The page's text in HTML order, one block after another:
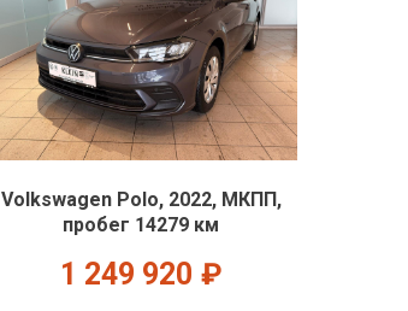
Volkswagen Polo, 2022, МКПП,
пробег 14279 км
1 249 920 ₽